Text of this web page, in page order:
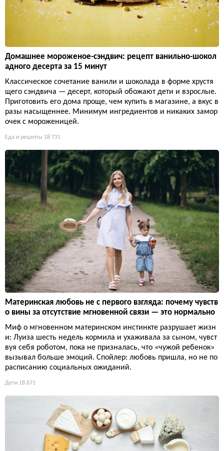
Домашнее мороженое-сэндвич: рецепт ванильно-шокол
адного десерта за 15 минут
Классическое сочетание ванили и шоколада в форме хрустя
щего сэндвича — десерт, который обожают дети и взрослые.
Приготовить его дома проще, чем купить в магазине, а вкус в
разы насыщеннее. Минимум ингредиентов и никаких замор
очек с мороженицей.
Еда и рецепты 18 731
Материнская любовь не с первого взгляда: почему чувств
о вины за отсутствие мгновенной связи — это нормально
Миф о мгновенном материнском инстинкте разрушает жизн
и: Луиза шесть недель кормила и ухаживала за сыном, чувст
вуя себя роботом, пока не призналась, что «чужой ребенок»
вызывал больше эмоций. Спойлер: любовь пришла, но не по
расписанию социальных ожиданий.
Дети 18 671